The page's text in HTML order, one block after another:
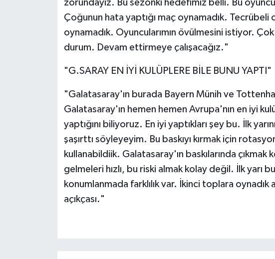
zorundayız. Bu sezonki hedefimiz belli. Bu
Çoğunun hata yaptığı maç oynamadık. Tecrübeli
oynamadık. Oyuncularımın övülmesini istiyor.
durum. Devam ettirmeye çalışacağız."
"G.SARAY EN İYİ KULÜPLERE BİLE BUNU YAPTI"
"Galatasaray'ın burada Bayern Münih ve
Galatasaray'ın hemen hemen Avrupa'nın en iyi
yaptığını biliyoruz. En iyi yaptıkları şey bu. İlk
şaşırttı söyleyeyim. Bu baskıyı kırmak için
kullanabildiik. Galatasaray'ın baskılarında çıkmak
gelmeleri hızlı, bu riski almak kolay değil. İlk yarı
konumlanmada farklılık var. İkinci toplara oynadık
açıkçası."